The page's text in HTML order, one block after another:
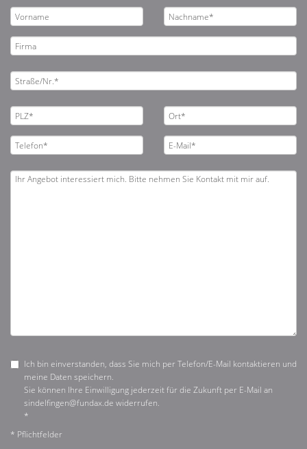
Ich bin einverstanden, dass Sie mich per Telefon/E-Mail kontaktieren und
meine Daten speichern.
Sie können Ihre Einwilligung jederzeit für die Zukunft per E-Mail an
sindelfingen@fundax.de widerrufen.
*
* Pflichtfelder